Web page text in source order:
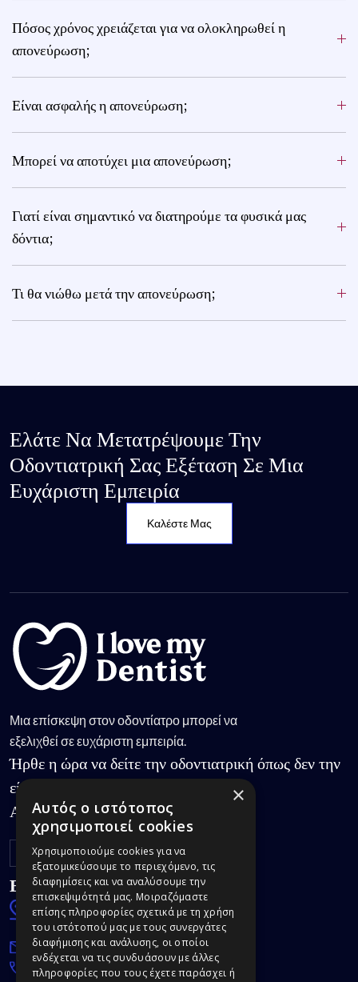
Πόσος χρόνος χρειάζεται για να ολοκληρωθεί η
απονεύρωση;
Είναι ασφαλής η απονεύρωση;
Μπορεί να αποτύχει μια απονεύρωση;
Γιατί είναι σημαντικό να διατηρούμε τα φυσικά μας
δόντια;
Τι θα νιώθω μετά την απονεύρωση;
Ελάτε Να Μετατρέψουμε Την
Οδοντιατρική Σας Εξέταση Σε Μια
Ευχάριστη Εμπειρία
Καλέστε Μας
Μια επίσκεψη στον οδοντίατρο μπορεί να
εξελιχθεί σε ευχάριστη εμπειρία.
Ήρθε η ώρα να δείτε την οδοντιατρική όπως δεν την
είχατε γνωρίσει.
Ακολουθήστε μας:
Επικοινωνία
Σαρανταπόρου 39,
15232 Κάτω Χαλάνδρι
info@ilovemydentist.gr
(+30) 213 049 2323
×
Αυτός ο ιστότοπος
χρησιμοποιεί cookies
Χρησιμοποιούμε cookies για να
εξατομικεύσουμε το περιεχόμενο, τις
διαφημίσεις και να αναλύσουμε την
επισκεψιμότητά μας. Μοιραζόμαστε
επίσης πληροφορίες σχετικά με τη χρήση
του ιστότοπού μας με τους συνεργάτες
διαφήμισης και ανάλυσης, οι οποίοι
ενδέχεται να τις συνδυάσουν με άλλες
πληροφορίες που τους έχετε παράσχει ή